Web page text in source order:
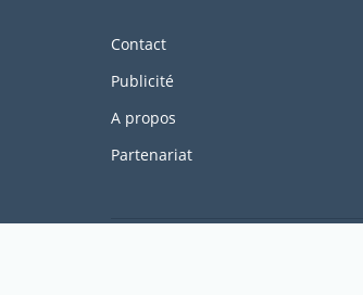
Contact
Publicité
A propos
Partenariat